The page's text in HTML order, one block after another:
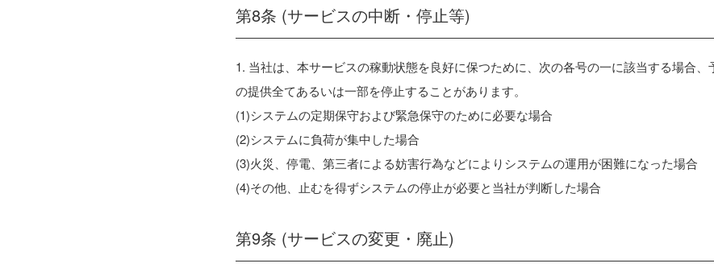
第8条 (サービスの中断・停止等)
1. 当社は、本サービスの稼動状態を良好に保つために、次の各号の一に該当する場合、
の提供全てあるいは一部を停止することがあります。
(1)システムの定期保守および緊急保守のために必要な場合
(2)システムに負荷が集中した場合
(3)火災、停電、第三者による妨害行為などによりシステムの運用が困難になった場合
(4)その他、止むを得ずシステムの停止が必要と当社が判断した場合
第9条 (サービスの変更・廃止)